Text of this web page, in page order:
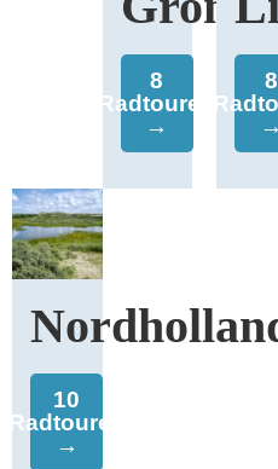
8
Radtouren
→
8
→
10
Radtouren
→